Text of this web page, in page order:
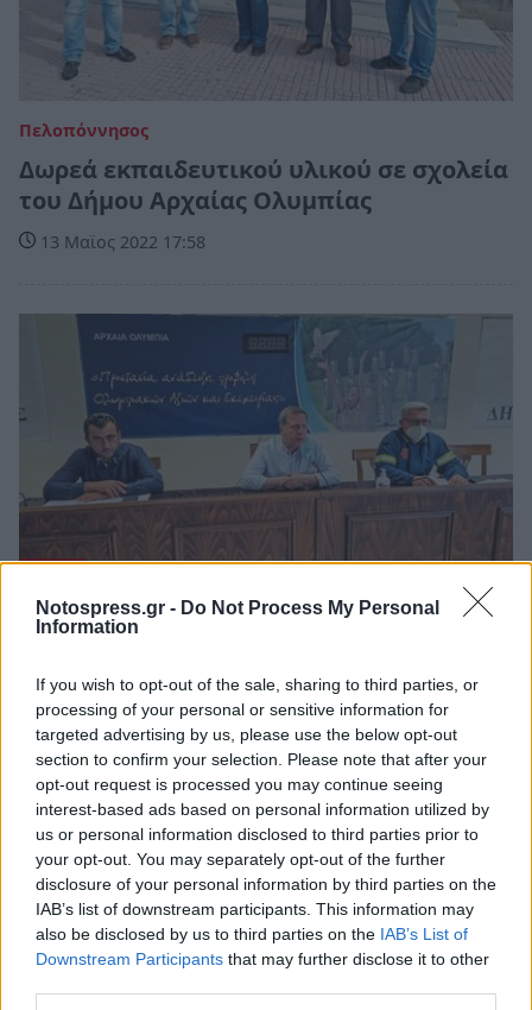
Notospress.gr - Do Not Process My Personal
Information
If you wish to opt-out of the sale, sharing to third parties, or
processing of your personal or sensitive information for
targeted advertising by us, please use the below opt-out
section to confirm your selection. Please note that after your
opt-out request is processed you may continue seeing
interest-based ads based on personal information utilized by
us or personal information disclosed to third parties prior to
your opt-out. You may separately opt-out of the further
disclosure of your personal information by third parties on the
IAB’s list of downstream participants. This information may
also be disclosed by us to third parties on the IAB’s List of
Downstream Participants that may further disclose it to other
Πελοπόννησος
Δωρεά εκπαιδευτικού υλικού σε σχολεία
του Δήμου Αρχαίας Ολυμπίας
13 Μαϊος 2022 17:58
Πελοπόννησος
Σε ετοιμότητα ο Δήμος Αρχαίας
Ολυμπίας για την αντιπυρική περίοδο
03 Μαϊος 2022 20:35